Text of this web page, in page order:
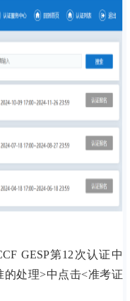
GESP第12次认证中
处理>中点击<准考证